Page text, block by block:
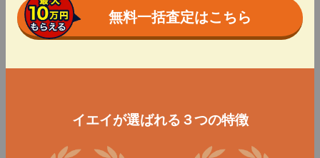
無料一括査定はこちら
イエイが選ばれる３つの特徴